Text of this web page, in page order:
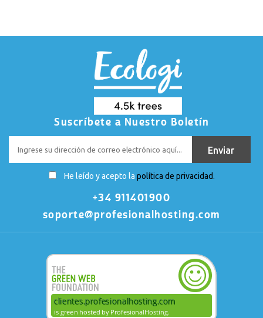
Suscríbete a Nuestro Boletín
He leído y acepto la política de privacidad.
+34 911401900
soporte@profesionalhosting.com